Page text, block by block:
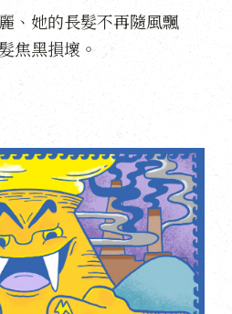
、她的長髮不再隨風飄
焦黑損壞。